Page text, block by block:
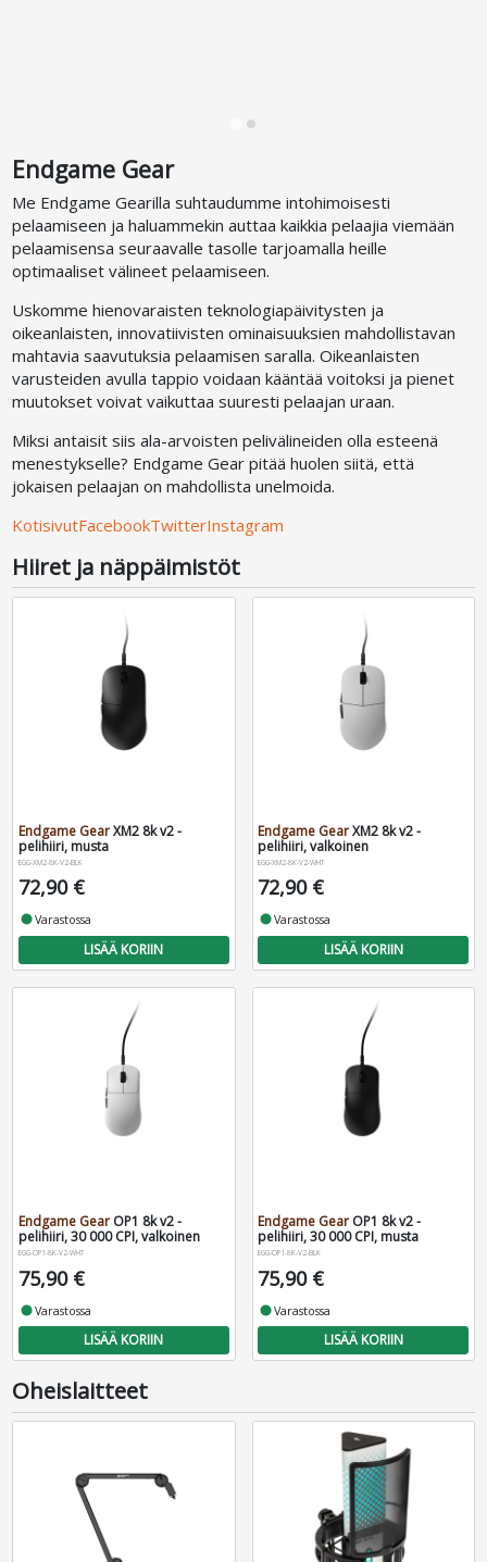
Endgame Gear
Me Endgame Gearilla suhtaudumme intohimoisesti
pelaamiseen ja haluammekin auttaa kaikkia pelaajia viemään
pelaamisensa seuraavalle tasolle tarjoamalla heille
optimaaliset välineet pelaamiseen.
Uskomme hienovaraisten teknologiapäivitysten ja
oikeanlaisten, innovatiivisten ominaisuuksien mahdollistavan
mahtavia saavutuksia pelaamisen saralla. Oikeanlaisten
varusteiden avulla tappio voidaan kääntää voitoksi ja pienet
muutokset voivat vaikuttaa suuresti pelaajan uraan.
Miksi antaisit siis ala-arvoisten pelivälineiden olla esteenä
menestykselle? Endgame Gear pitää huolen siitä, että
jokaisen pelaajan on mahdollista unelmoida.
KotisivutFacebookTwitterInstagram
Hiiret ja näppäimistöt
Endgame GearXM2 8k v2 -
pelihiiri, musta
EGG-XM2-8K-V2-BLK
72,90 €
fiber_manual_recordVarastossa
LISÄÄ KORIIN
Endgame GearXM2 8k v2 -
pelihiiri, valkoinen
EGG-XM2-8K-V2-WHT
72,90 €
fiber_manual_recordVarastossa
LISÄÄ KORIIN
Endgame Gear OP1 8k v2 -
pelihiiri, 30 000 CPI, valkoinen
EGG-OP1-8K-V2-WHT
75,90 €
fiber_manual_recordVarastossa
LISÄÄ KORIIN
Endgame Gear OP1 8k v2 -
pelihiiri, 30 000 CPI, musta
EGG-OP1-8K-V2-BLK
75,90 €
fiber_manual_recordVarastossa
LISÄÄ KORIIN
Oheislaitteet